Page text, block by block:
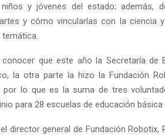
y jóvenes del estado; además,
y cómo vincularlas con la ciencia
que este año la Secretaría de
la otra parte la hizo la Fundación
por lo que es la suma de tres
para 28 escuelas de educación básica
director general de Fundación Robotix,